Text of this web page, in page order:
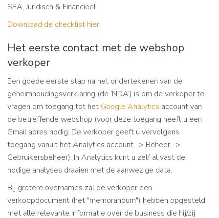
SEA, Juridisch & Financieel.
Download de checklist hier
Het eerste contact met de webshop
verkoper
Een goede eerste stap na het ondertekenen van de
geheimhoudingsverklaring (de ‘NDA’) is om de verkoper te
vragen om toegang tot het Google Analytics account van
de betreffende webshop (voor deze toegang heeft u een
Gmail adres nodig. De verkoper geeft u vervolgens
toegang vanuit het Analytics account -> Beheer ->
Gebruikersbeheer). In Analytics kunt u zelf al vast de
nodige analyses draaien met de aanwezige data.
Bij grotere overnames zal de verkoper een
verkoopdocument (het "memorandum") hebben opgesteld
met alle relevante informatie over de business die hij/zij